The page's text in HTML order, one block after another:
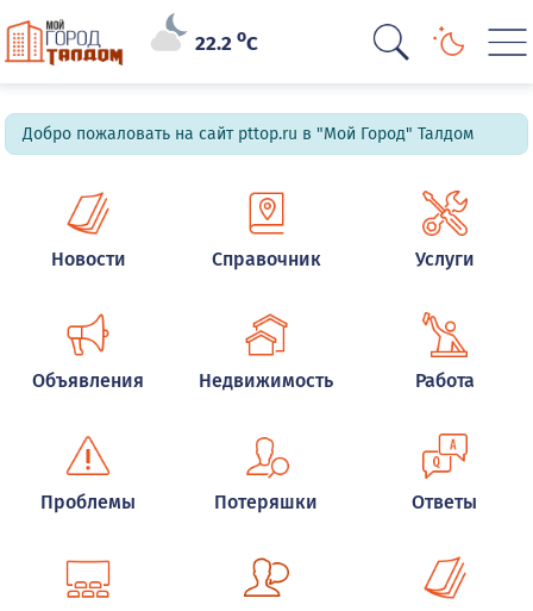
22.2oC
Добро пожаловать на сайт pttop.ru в "Мой Город" Талдом
Новости Справочник Услуги
Объявления Недвижимость Работа
Проблемы Потеряшки Ответы